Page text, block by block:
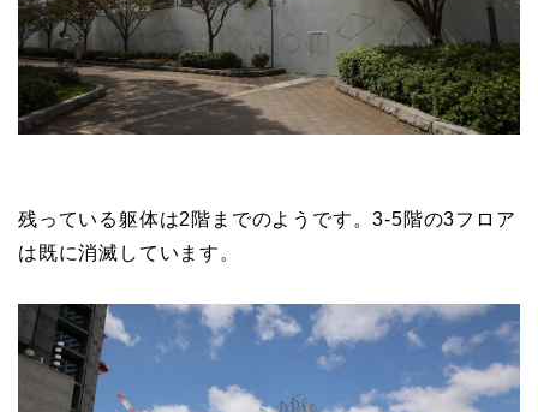
残っている躯体は2階までのようです。3-5階の3フロア
は既に消滅しています。